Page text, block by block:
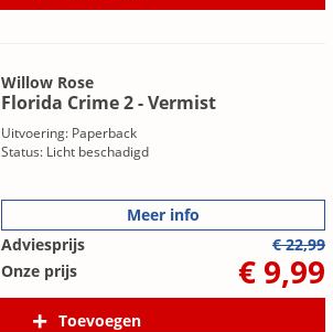
Willow Rose
Florida Crime 2 - Vermist
Uitvoering: Paperback
Status: Licht beschadigd
Meer info
Adviesprijs
€ 22,99
Onze prijs
€ 9,99
Toevoegen